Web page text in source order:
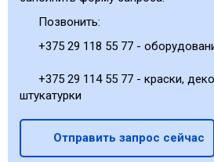
Позвонить:
+375 29 118 55 77 -
+375 29 114 55 77 - краски,
штукатурки
Отправить запрос сейчас